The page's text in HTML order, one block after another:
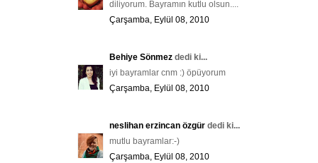
diliyorum. Bayramın kutlu olsun....
Çarşamba, Eylül 08, 2010
Behiye Sönmez dedi ki...
iyi bayramlar cnm :) öpüyorum
Çarşamba, Eylül 08, 2010
neslihan erzincan özgür dedi ki...
mutlu bayramlar:-)
Çarşamba, Eylül 08, 2010